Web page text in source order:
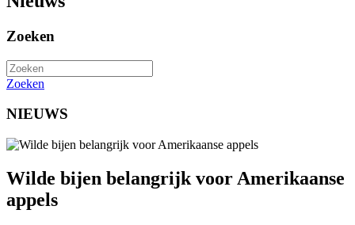
Zoeken
Zoeken
NIEUWS
Wilde bijen belangrijk voor Amerikaanse
appels